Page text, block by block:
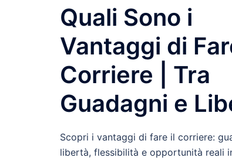
Quali Sono i
Vantaggi di
Corriere | Tra
Guadagni e
Scopri i vantaggi di fare il corriere:
libertà, flessibilità e opportunità reali